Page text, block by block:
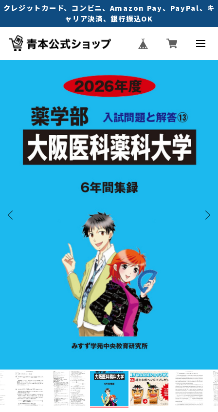
クレジットカード、コンビニ、Amazon Pay、PayPal、キ
ャリア決済、銀行振込OK